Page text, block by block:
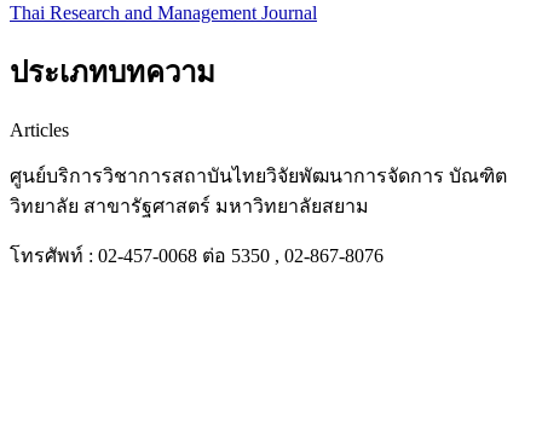
Thai Research and Management Journal
ประเภทบทความ
Articles
ศูนย์บริการวิชาการสถาบันไทยวิจัยพัฒนาการจัดการ บัณฑิต
วิทยาลัย สาขารัฐศาสตร์ มหาวิทยาลัยสยาม
โทรศัพท์ : 02-457-0068 ต่อ 5350 , 02-867-8076